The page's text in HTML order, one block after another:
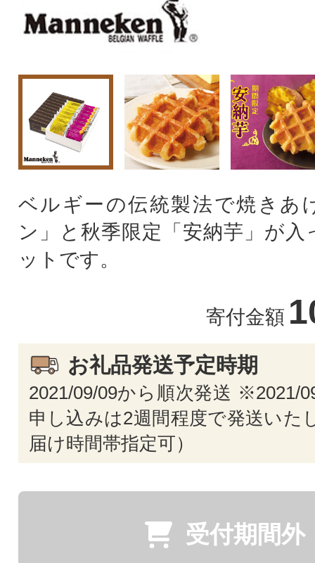
ベルギーの伝統製法で焼きあ
ン」と秋季限定「安納芋」が
ットです。
寄付金額
お礼品発送予定時期
2021/09/09から順次発送 ※2021/
申し込みは2週間程度で発送いた
届け時間帯指定可）
受付期間外